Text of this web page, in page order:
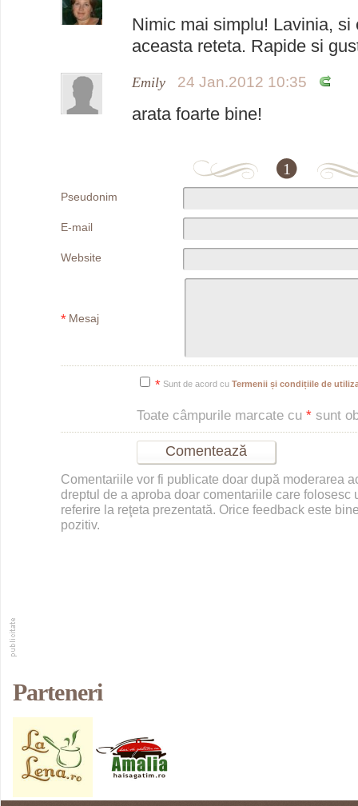
Nimic mai simplu! Lavinia, si
aceasta reteta. Rapide si
Emily 24 Jan.2012 10:35
arata foarte bine!
1
Pseudonim
E-mail
Website
* Mesaj
* Sunt de acord cu Termenii și condițiile de
Toate câmpurile marcate cu * sunt
Comentariile vor fi publicate doar după moderarea
dreptul de a aproba doar comentariile care folosesc
referire la reţeta prezentată. Orice feedback este
pozitiv.
Parteneri